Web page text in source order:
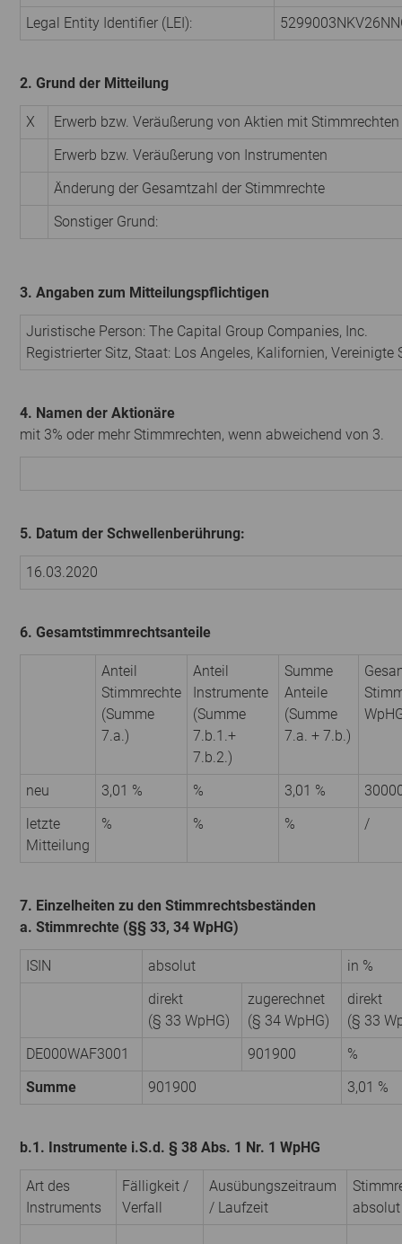
Legal Entity Identifier (LEI):
2. Grund der Mitteilung
X
Erwerb bzw. Veräußerung von Aktien mit Stimmrechten
Erwerb bzw. Veräußerung von Instrumenten
Änderung der Gesamtzahl der Stimmrechte
Sonstiger Grund:
3. Angaben zum Mitteilungspflichtigen
Juristische Person: The Capital Group Companies, Inc.
Registrierter Sitz, Staat: Los Angeles, Kalifornien, Vereinigte
4. Namen der Aktionäre
mit 3% oder mehr Stimmrechten, wenn abweichend von 3.
5. Datum der Schwellenberührung:
16.03.2020
6. Gesamtstimmrechtsanteile
Anteil
Stimmrechte
(Summe
7.a.)
Anteil
Instrumente
(Summe
7.b.1.+
7.b.2.)
Summe
Anteile
(Summe
7.a. + 7.b.)
neu 3,01 % % 3,01 %
letzte
Mitteilung
% % % /
7. Einzelheiten zu den Stimmrechtsbeständen
a. Stimmrechte (§§ 33, 34 WpHG)
ISIN absolut
in %
direkt
(§ 33 WpHG)
zugerechnet
(§ 34 WpHG)
direkt
(§ 33
DE000WAF3001
901900
%
Summe
901900 3,01 %
b.1. Instrumente i.S.d. § 38 Abs. 1 Nr. 1 WpHG
Art des
Instruments
Fälligkeit /
Verfall
Ausübungs­zeitraum
/ Laufzeit
absolut